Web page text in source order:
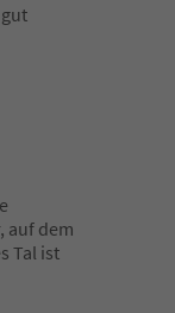
auf dem
Tal ist